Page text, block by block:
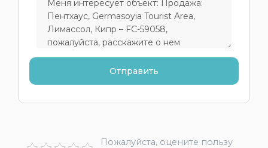
Пожалуйста, оцените пользу